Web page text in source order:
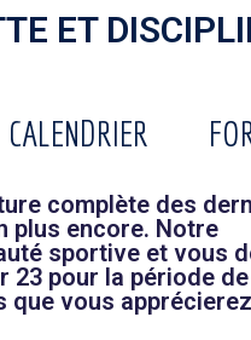
ET
CALENDRIER
complète des
plus encore. Notre
sportive et vous
23 pour la période de
que vous